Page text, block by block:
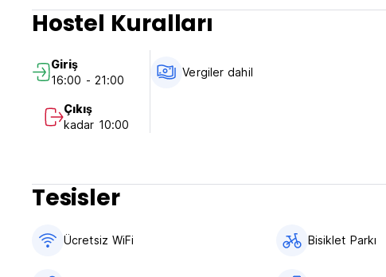
Resepsiyon 07:30-10:00 ve 15:00-22:00 saatleri arasında açıktır.
16:00-21:00 saatleri arasında check-in yapın.
Saat 10:00'dan önce check-out yapın.
Ödeme varışta nakit olarak yapılır.
Kahvaltı dahil değildir.
Çocuk Dostu.
**giriş sırasında ateş ölçümü**
Hostel Kuralları
Giriş
16:00 - 21:00
Çıkış
kadar 10:00
Vergiler dahil
Tesisler
Ücretsiz WiFi Bisiklet Parkı